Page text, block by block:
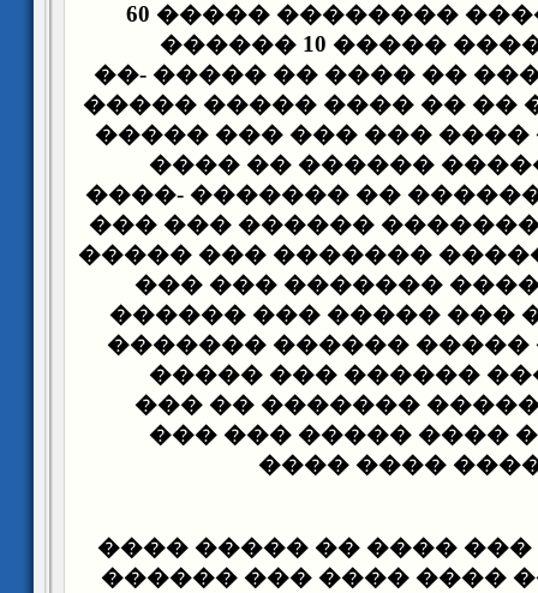
�������� ���� �������� ����� 60
����� ������ ����� 10 ������
�������� ����� ��
��� ���� ���� �� ��
����� �� ��� ���� ���
������ ������
�������� �� ������ ��
������ ��� ��������
���� ����� ������
����� ��� ����
����� �� ��� ���
���������� �����
������� ��� ������
�������� -�����
��������� ����
������� ����
����� ����� ��� ����
������ ����� ����